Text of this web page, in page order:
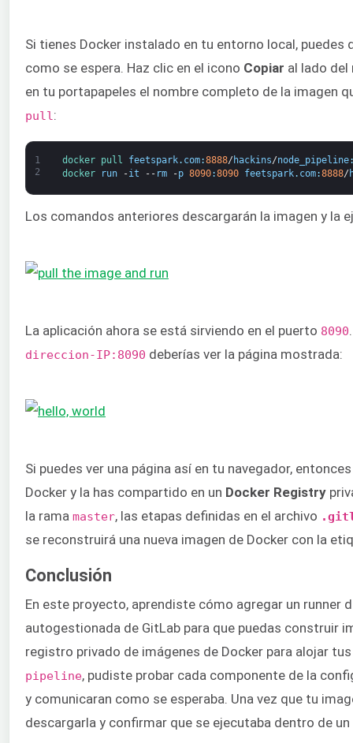
Si tienes Docker instalado en tu entorno local, puedes
como se espera. Haz clic en el icono Copiar al lado del
en tu portapapeles el nombre completo de la imagen
pull :
1
2
docker pull feetspark. com:8888/ hackins/node_pipeline
docker
run -it -- rm -p 8090:8090 feetspark. com:8888/
Los comandos anteriores descargarán la imagen y la
La aplicación ahora se está sirviendo en el puerto 8090
direccion-IP:8090 deberías ver la página mostrada:
Si puedes ver una página así en tu navegador,
Docker y la has compartido en un Docker Registry
la rama master, las etapas definidas en el archivo
se reconstruirá una nueva imagen de Docker con la
Conclusión
En este proyecto, aprendiste cómo agregar un runner
autogestionada de GitLab para que puedas construir
registro privado de imágenes de Docker para alojar
pipeline, pudiste probar cada componente de la
y comunicaran como se esperaba. Una vez que tu
descargarla y confirmar que se ejecutaba dentro de